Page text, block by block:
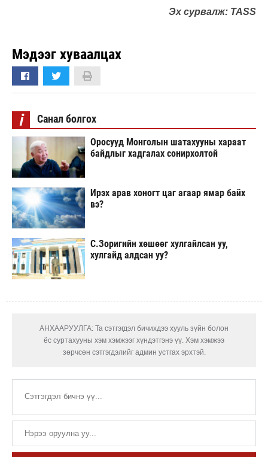
Эх сурвалж: TASS
Мэдээг хуваалцах
i Санал болгох
Оросууд Монголын шатахууны хараат
байдлыг хадгалах сонирхолтой
Ирэх арав хоногт цаг агаар ямар байх
вэ?
С.Зоригийн хөшөөг хулгайлсан уу,
хулгайд алдсан уу?
АНХААРУУЛГА: Та сэтгэгдэл бичихдээ хууль зүйн болон
ёс суртахууны хэм хэмжээг хүндэтгэнэ үү. Хэм хэмжээ
зөрчсөн сэтгэгдэлийг админ устгах эрхтэй.